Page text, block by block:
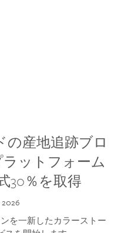
の産地追跡ブロ
ットフォーム
30％を取得
2026
を一新したカラーストー